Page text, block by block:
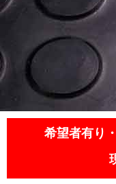
希望者有り